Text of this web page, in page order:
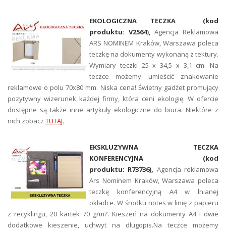
EKOLOGICZNA TECZKA (kod
produktu: V2564), Agencja Reklamowa
ARS NOMINEM Kraków, Warszawa poleca
teczkę na dokumenty wykonaną z tektury.
Wymiary teczki 25 x 34,5 x 3,1 cm. Na
teczce możemy umieścić znakowanie
reklamowe o polu 70x80 mm. Niska cena! Świetny gadżet promujący
pozytywny wizerunek każdej firmy, która ceni ekologię. W ofercie
dostępne są także inne artykuły ekologiczne do biura. Niektóre z
nich zobacz TUTAJ.
EKSKLUZYWNA TECZKA
KONFERENCYJNA (kod
produktu: R73736), Agencja reklamowa
Ars Nominem Kraków, Warszawa poleca
teczkę konferencyjną A4 w lnianej
okładce. W środku notes w linię z papieru
z recyklingu, 20 kartek 70 g/m?. Kieszeń na dokumenty A4 i dwie
dodatkowe kieszenie, uchwyt na długopis.Na teczce możemy